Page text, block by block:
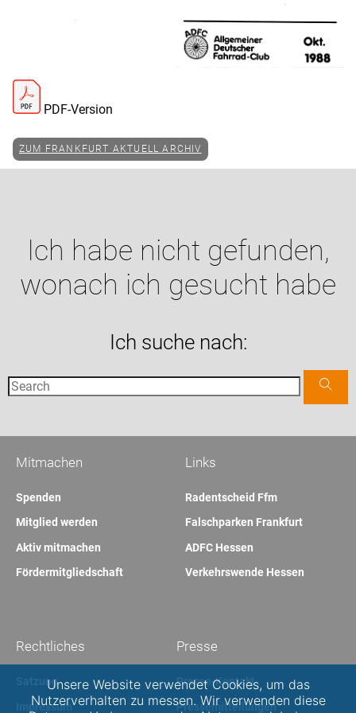
PDF-Version
ZUM FRANKFURT AKTUELL ARCHIV
Ich habe nicht gefunden,
wonach ich gesucht habe
Ich suche nach:
Links
Radentscheid Ffm
Falschparken Frankfurt
ADFC Hessen
Verkehrswende Hessen
Mitmachen
Spenden
Mitglied werden
Aktiv mitmachen
Fördermitgliedschaft
Presse
Presse-Kontakt
Pressemitteilungen
Rechtliches
Satzung
Impressum
Unsere Website verwendet Cookies, um das
Nutzerverhalten zu messen. Wir verwenden diese